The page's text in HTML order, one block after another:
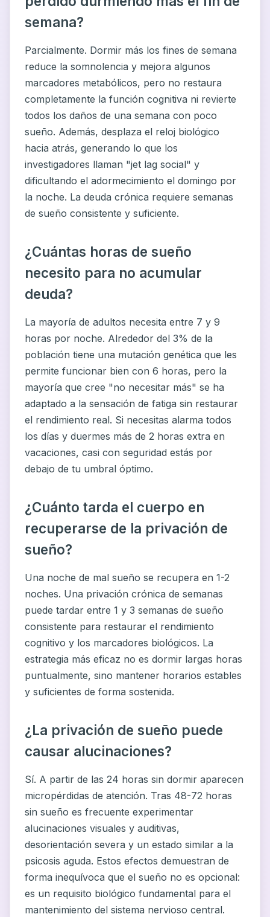
semana?
Parcialmente. Dormir más los fines de semana
reduce la somnolencia y mejora algunos
marcadores metabólicos, pero no restaura
completamente la función cognitiva ni revierte
todos los daños de una semana con poco
sueño. Además, desplaza el reloj biológico
hacia atrás, generando lo que los
investigadores llaman "jet lag social" y
dificultando el adormecimiento el domingo por
la noche. La deuda crónica requiere semanas
de sueño consistente y suficiente.
¿Cuántas horas de sueño
necesito para no acumular
deuda?
La mayoría de adultos necesita entre 7 y 9
horas por noche. Alrededor del 3% de la
población tiene una mutación genética que les
permite funcionar bien con 6 horas, pero la
mayoría que cree "no necesitar más" se ha
adaptado a la sensación de fatiga sin restaurar
el rendimiento real. Si necesitas alarma todos
los días y duermes más de 2 horas extra en
vacaciones, casi con seguridad estás por
debajo de tu umbral óptimo.
¿Cuánto tarda el cuerpo en
recuperarse de la privación de
sueño?
Una noche de mal sueño se recupera en 1-2
noches. Una privación crónica de semanas
puede tardar entre 1 y 3 semanas de sueño
consistente para restaurar el rendimiento
cognitivo y los marcadores biológicos. La
estrategia más eficaz no es dormir largas horas
puntualmente, sino mantener horarios estables
y suficientes de forma sostenida.
¿La privación de sueño puede
causar alucinaciones?
Sí. A partir de las 24 horas sin dormir aparecen
micropérdidas de atención. Tras 48-72 horas
sin sueño es frecuente experimentar
alucinaciones visuales y auditivas,
desorientación severa y un estado similar a la
psicosis aguda. Estos efectos demuestran de
forma inequívoca que el sueño no es opcional:
es un requisito biológico fundamental para el
mantenimiento del sistema nervioso central.